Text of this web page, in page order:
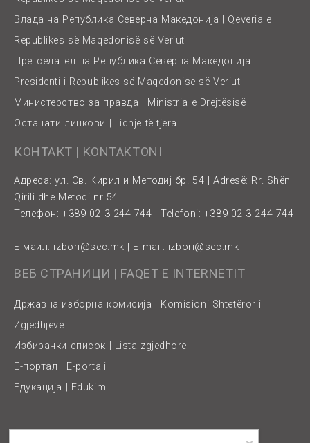
Влада на Република Северна Македонија | Qeveria e
Republikës së Maqedonisë së Veriut
Претседател на Република Северна Македонија |
Presidenti i Republikës së Maqedonisë së Veriut
Министерство за правда | Ministria e Drejtësisë
Останати линкови | Lidhje të tjera
КОНТАКТ | KONTAKTONI
Адреса: ул. Св. Кирил и Методиј бр. 54 | Adresë: Rr. Shën
Qirili dhe Metodi nr 54
Телефон: +389 02 3 244 744 | Telefoni: +389 02 3 244 744
Е-маил: izbori@sec.mk | E-mail: izbori@sec.mk
ВЕБ СТРАНИЦИ | FAQET E INTERNETIT
Државна изборна комисија | Komisioni Shtetëror i
Zgjedhjeve
Избирачки список | Lista zgjedhore
Е-портал | E-portali
Едукација | Edukim